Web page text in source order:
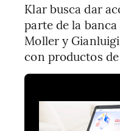
Klar busca dar
parte de la
Moller y
con productos